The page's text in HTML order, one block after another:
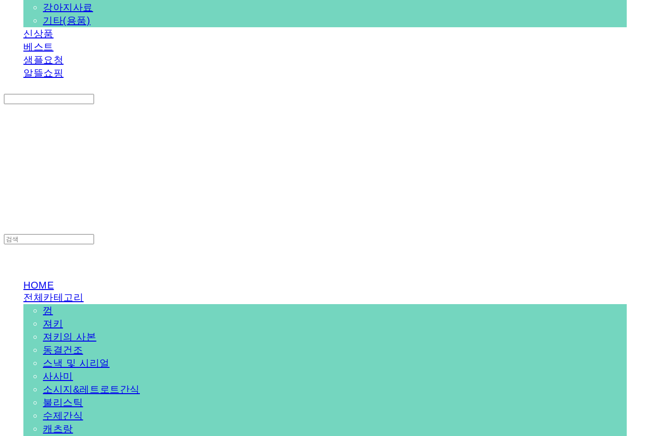
강아지사료
기타(용품)
신상품
베스트
샘플요청
알뜰쇼핑
HOME
전체카테고리
껌
져키
져키의 사본
동결건조
스낵 및 시리얼
사사미
소시지&레트로트간식
불리스틱
수제간식
캐츠랑